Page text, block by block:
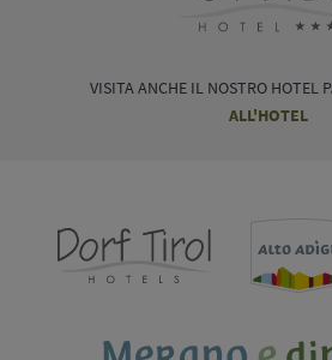
VISITA ANCHE IL NOSTRO HOTEL
ALL'HOTEL